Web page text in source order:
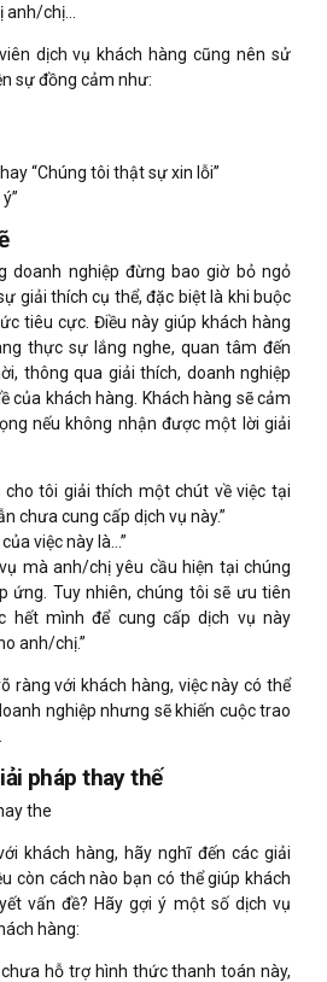
anh/chị…
dịch vụ khách hàng cũng nên sử
sự đồng cảm như:
“Chúng tôi thật sự xin lỗi”
doanh nghiệp đừng bao giờ bỏ ngỏ
giải thích cụ thể, đặc biệt là khi buộc
tiêu cực. Điều này giúp khách hàng
thực sự lắng nghe, quan tâm đến
thông qua giải thích, doanh nghiệp
của khách hàng. Khách hàng sẽ cảm
nếu không nhận được một lời giải
cho tôi giải thích một chút về việc tại
chưa cung cấp dịch vụ này.”
việc này là…”
mà anh/chị yêu cầu hiện tại chúng
ứng. Tuy nhiên, chúng tôi sẽ ưu tiên
hết mình để cung cấp dịch vụ này
anh/chị.”
ràng với khách hàng, việc này có thể
nghiệp nhưng sẽ khiến cuộc trao
pháp thay thế
khách hàng, hãy nghĩ đến các giải
còn cách nào bạn có thể giúp khách
vấn đề? Hãy gợi ý một số dịch vụ
hàng:
hỗ trợ hình thức thanh toán này,